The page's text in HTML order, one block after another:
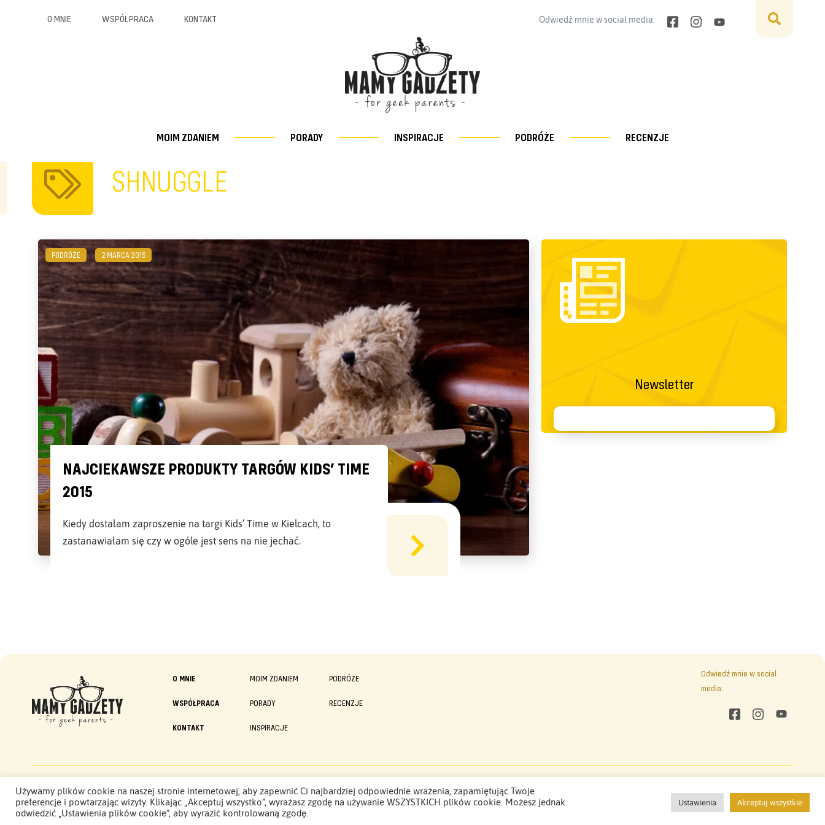
O MNIE WSPÓŁPRACA KONTAKT Odwiedź mnie w social media:
MOIM ZDANIEM PORADY INSPIRACJE PODRÓŻE RECENZJE
SHNUGGLE
PODRÓŻE 2 MARCA 2015
NAJCIEKAWSZE PRODUKTY TARGÓW KIDS’ TIME
2015
Kiedy dostałam zaproszenie na targi Kids’ Time w Kielcach, to
zastanawiałam się czy w ogóle jest sens na nie jechać.
Newsletter
O MNIE
WSPÓŁPRACA
KONTAKT
MOIM ZDANIEM
PORADY
INSPIRACJE
PODRÓŻE
RECENZJE
Odwiedź mnie w social
media:
2015 - 2026. Wszelkie prawa zastrzeżone.
Polityka Prywatności
Używamy plików cookie na naszej stronie internetowej, aby zapewnić Ci najbardziej odpowiednie wrażenia, zapamiętując Twoje
preferencje i powtarzając wizyty. Klikając „Akceptuj wszystko”, wyrażasz zgodę na używanie WSZYSTKICH plików cookie. Możesz jednak
odwiedzić „Ustawienia plików cookie”, aby wyrazić kontrolowaną zgodę.
Ustawienia Akceptuj wszystkie